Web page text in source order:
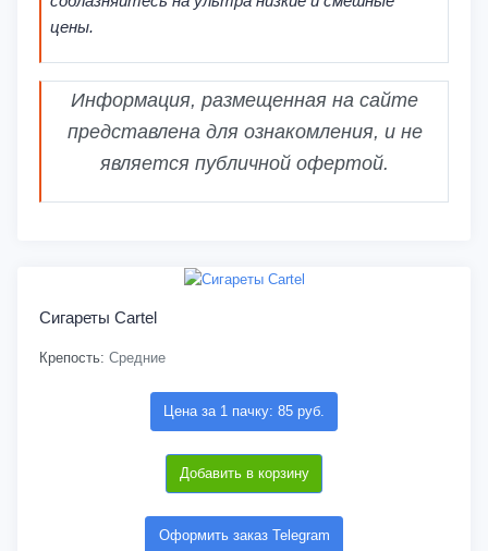
цены.
Информация, размещенная на сайте
представлена для ознакомления, и не
является публичной офертой.
Сигареты Cartel
Крепость: Средние
Цена за 1 пачку: 85 руб.
Добавить в корзину
Оформить заказ Telegram